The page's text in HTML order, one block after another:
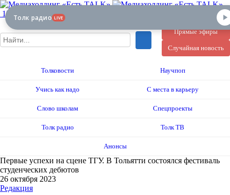
12+
Прямые эфиры
Случайная новость
Толковости Научпоп
Учись как надо С места в карьеру
Слово школам Спецпроекты
Толк радио Толк ТВ
Анонсы
Первые успехи на сцене ТГУ. В Тольятти состоялся фестиваль
студенческих дебютов
26 октября 2023
Редакция
Толк радио LIVE